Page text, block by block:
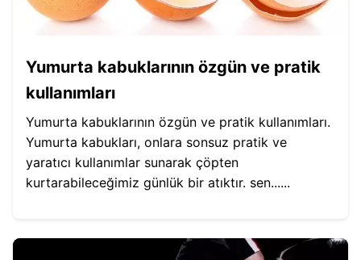
Yumurta kabuklarının özgün ve pratik
kullanımları
Yumurta kabuklarının özgün ve pratik kullanımları.
Yumurta kabukları, onlara sonsuz pratik ve
yaratıcı kullanımlar sunarak çöpten
kurtarabileceğimiz günlük bir atıktır. sen......